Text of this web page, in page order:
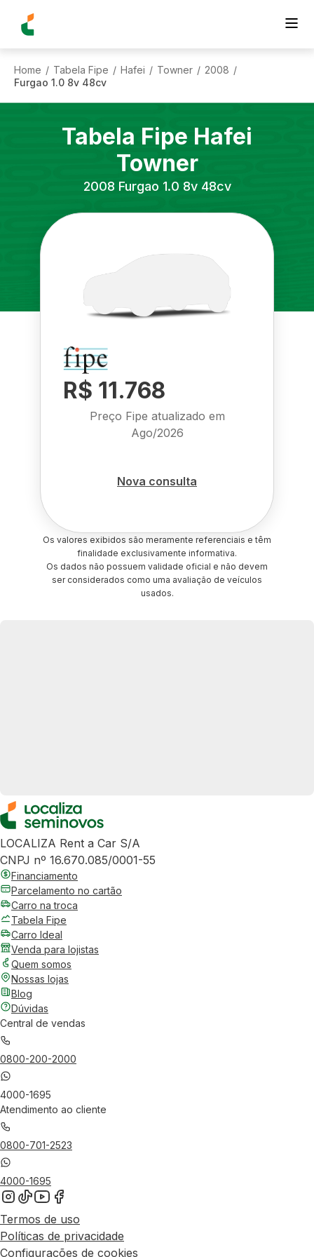
Home / Tabela Fipe / Hafei / Towner / 2008 /
Furgao 1.0 8v 48cv
Tabela Fipe Hafei
Towner
2008 Furgao 1.0 8v 48cv
R$ 11.768
Preço Fipe atualizado em
Ago/2026
Nova consulta
Os valores exibidos são meramente referenciais e têm
finalidade exclusivamente informativa.
Os dados não possuem validade oficial e não devem
ser considerados como uma avaliação de veículos
usados.
LOCALIZA Rent a Car S/A
CNPJ nº 16.670.085/0001-55
Financiamento
Parcelamento no cartão
Carro na troca
Tabela Fipe
Carro Ideal
Venda para lojistas
Quem somos
Nossas lojas
Blog
Dúvidas
Central de vendas
0800-200-2000
4000-1695
Atendimento ao cliente
0800-701-2523
4000-1695
Termos de uso
Políticas de privacidade
Configurações de cookies